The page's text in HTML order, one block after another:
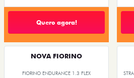
Quero agora!
NOVA FIORINO
FIORINO ENDURANCE 1.3 FLEX